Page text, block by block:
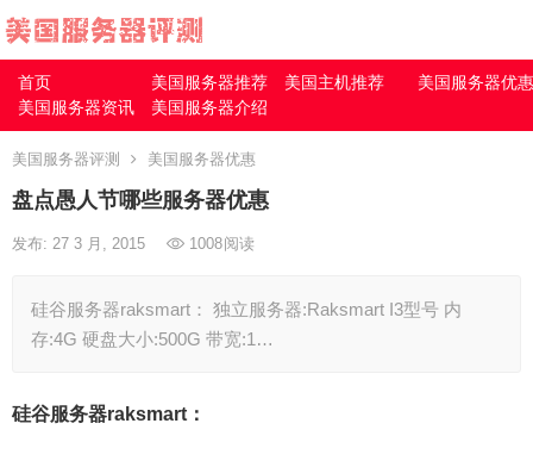
首页 美国服务器推荐 美国主机推荐
美国服务器优惠
美国服务器资讯
美国服务器介绍
美国服务器评测 美国服务器优惠
盘点愚人节哪些服务器优惠
发布: 27 3 月, 2015 1008阅读
硅谷服务器raksmart： 独立服务器:Raksmart I3型号 内
存:4G 硬盘大小:500G 带宽:1…
硅谷服务器raksmart：